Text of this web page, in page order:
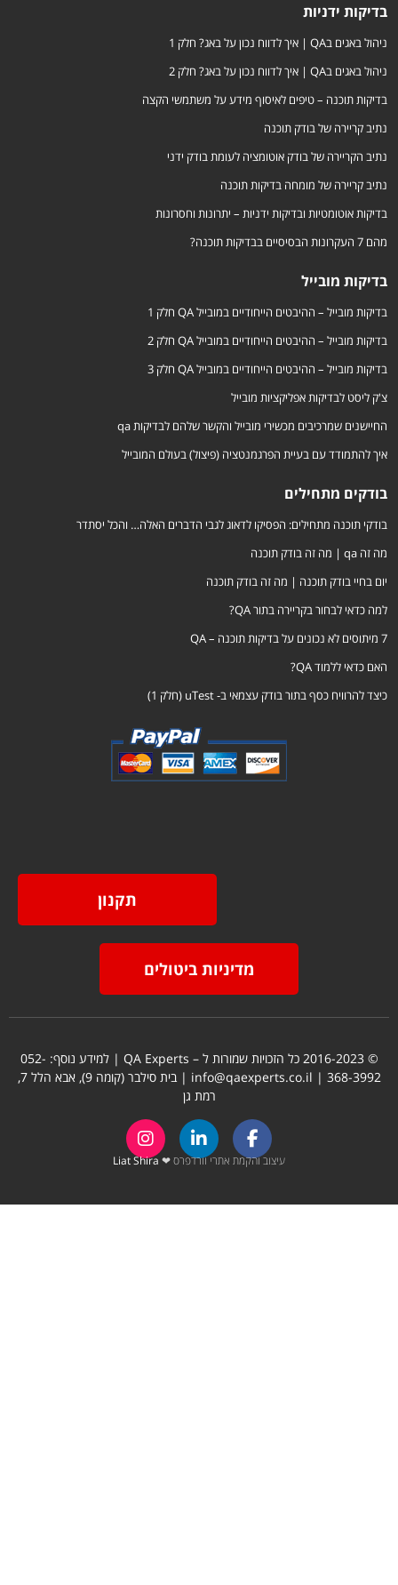
בדיקות ידניות
ניהול באגים בQA | איך לדווח נכון על באג? חלק 1
ניהול באגים בQA | איך לדווח נכון על באג? חלק 2
בדיקות תוכנה – טיפים לאיסוף מידע על משתמשי הקצה
נתיב קריירה של בודק תוכנה
נתיב הקריירה של בודק אוטומציה לעומת בודק ידני
נתיב קריירה של מומחה בדיקות תוכנה
בדיקות אוטומטיות ובדיקות ידניות – יתרונות וחסרונות
מהם 7 העקרונות הבסיסיים בבדיקות תוכנה?
בדיקות מובייל
בדיקות מובייל – ההיבטים הייחודיים במובייל QA חלק 1
בדיקות מובייל – ההיבטים הייחודיים במובייל QA חלק 2
בדיקות מובייל – ההיבטים הייחודיים במובייל QA חלק 3
צ'ק ליסט לבדיקות אפליקציות מובייל
החיישנים שמרכיבים מכשירי מובייל והקשר שלהם לבדיקות qa
איך להתמודד עם בעיית הפרגמנטציה (פיצול) בעולם המובייל
בודקים מתחילים
בודקי תוכנה מתחילים: הפסיקו לדאוג לגבי הדברים האלה… והכל יסתדר
מה זה qa | מה זה בודק תוכנה
יום בחיי בודק תוכנה | מה זה בודק תוכנה
למה כדאי לבחור בקריירה בתור QA?
7 מיתוסים לא נכונים על בדיקות תוכנה – QA
האם כדאי ללמוד QA?
כיצד להרוויח כסף בתור בודק עצמאי ב- uTest (חלק 1)
תקנון
מדיניות ביטולים
© 2016-2023 כל הזכויות שמורות ל – QA Experts | למידע נוסף:
052-
368-3992
| info@qaexperts.co.il | בית סילבר (קומה 9), אבא הלל 7,
רמת גן
עיצוב והקמת אתרי וורדפרס ❤ Liat Shira